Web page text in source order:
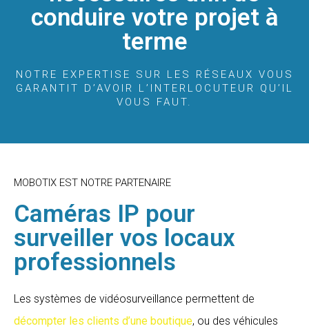
conduire votre projet à
terme
NOTRE EXPERTISE SUR LES RÉSEAUX VOUS
GARANTIT D’AVOIR L’INTERLOCUTEUR QU’IL
VOUS FAUT.
MOBOTIX EST NOTRE PARTENAIRE
Caméras IP pour
surveiller vos locaux
professionnels
Les systèmes de vidéosurveillance permettent de
décompter les clients d’une boutique, ou des véhicules